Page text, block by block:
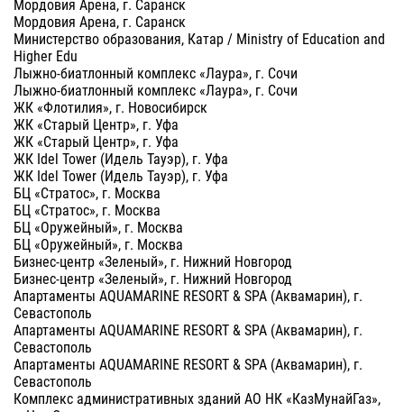
Мордовия Арена, г. Саранск
Мордовия Арена, г. Саранск
Министерство образования, Катар / Ministry of Education and
Higher Edu
Лыжно-биатлонный комплекс «Лаура», г. Сочи
Лыжно-биатлонный комплекс «Лаура», г. Сочи
ЖК «Флотилия», г. Новосибирск
ЖК «Старый Центр», г. Уфа
ЖК «Старый Центр», г. Уфа
ЖК Idel Tower (Идель Тауэр), г. Уфа
ЖК Idel Tower (Идель Тауэр), г. Уфа
БЦ «Стратос», г. Москва
БЦ «Стратос», г. Москва
БЦ «Оружейный», г. Москва
БЦ «Оружейный», г. Москва
Бизнес-центр «Зеленый», г. Нижний Новгород
Бизнес-центр «Зеленый», г. Нижний Новгород
Апартаменты AQUAMARINE RESORT & SPA (Аквамарин), г.
Севастополь
Апартаменты AQUAMARINE RESORT & SPA (Аквамарин), г.
Севастополь
Апартаменты AQUAMARINE RESORT & SPA (Аквамарин), г.
Севастополь
Комплекс административных зданий АО НК «КазМунайГаз»,